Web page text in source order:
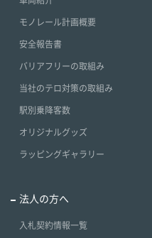
モノレール計画概要
安全報告書
バリアフリーの取組み
当社のテロ対策の取組み
駅別乗降客数
オリジナルグッズ
ラッピングギャラリー
法人の方へ
入札契約情報一覧